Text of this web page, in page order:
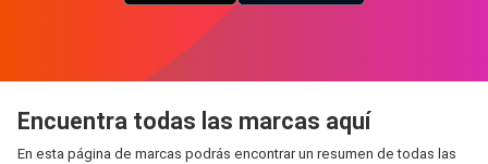
Encuentra todas las marcas aquí
En esta página de marcas podrás encontrar un resumen de todas las